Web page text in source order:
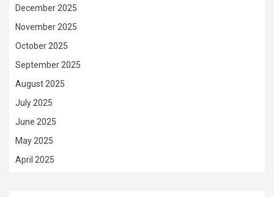
December 2025
November 2025
October 2025
September 2025
August 2025
July 2025
June 2025
May 2025
April 2025